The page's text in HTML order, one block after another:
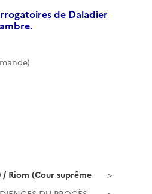
de Daladier
Riom (Cour suprême